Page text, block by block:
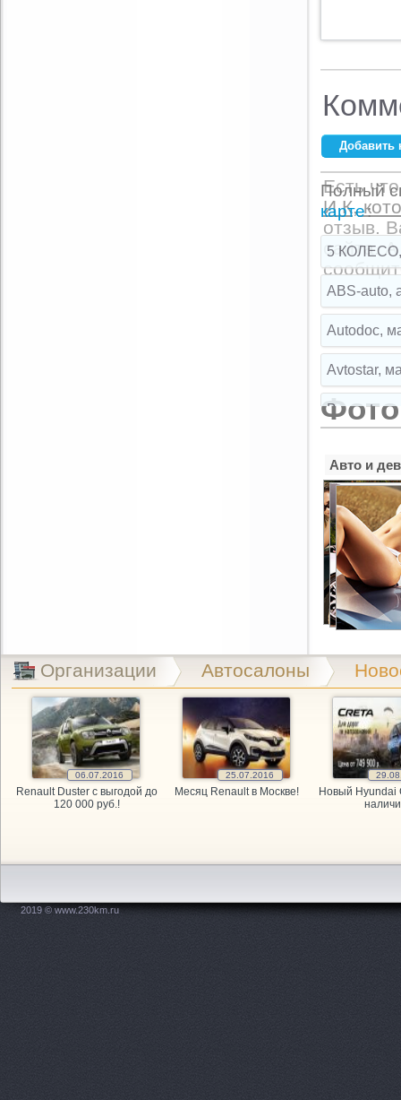
Ваше имя:
E-mail:
Комментарий:
Добавить
Полный
карте:
5 КОЛЕСО,
ABS-auto,
Autodoc,
Avtostar,
Broparts,
Buksir,
Cartuning,
EMEX,
Exist.ru,
GARAGE,
GARAGE,
GARAGE,
Есть
И К,
отзыв.
сайта.
Авто и
Организации Автосалоны
06.07.2016
Renault Duster с выгодой до
120 000 руб.!
25.07.2016
Месяц Renault в Москве!
Новый Hyundai
2019 © www.230km.ru